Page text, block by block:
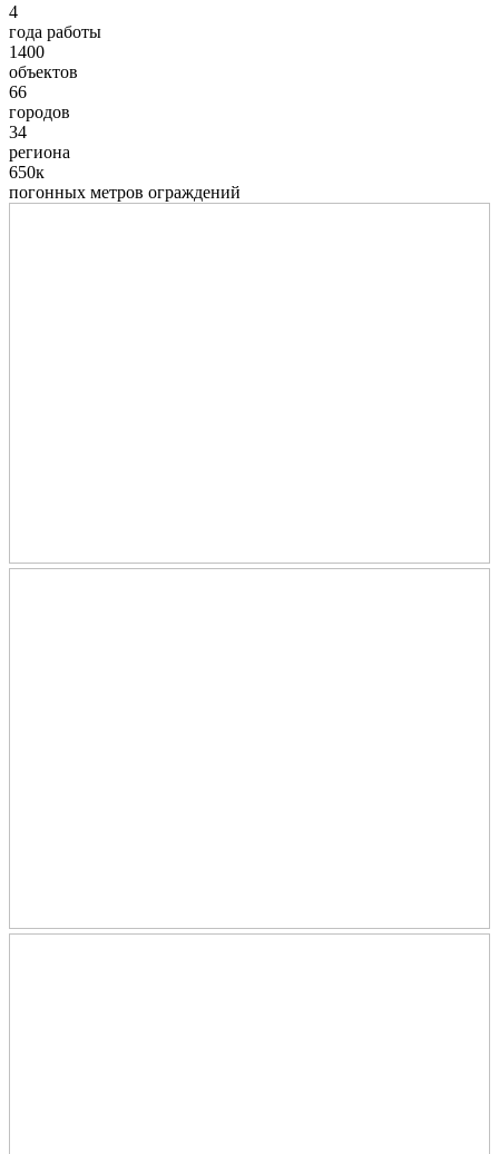
4
года работы
1400
объектов
66
городов
34
региона
650к
погонных метров ограждений